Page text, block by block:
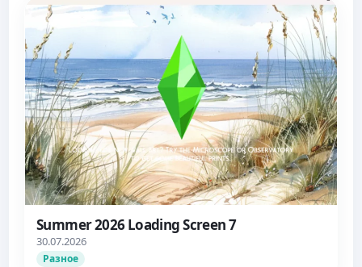
Summer 2026 Loading Screen 7
30.07.2026
Разное